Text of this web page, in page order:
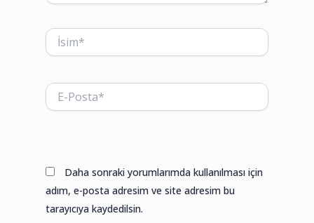
İsim*
E-
Posta*
Daha sonraki yorumlarımda kullanılması için
adım, e-posta adresim ve site adresim bu
tarayıcıya kaydedilsin.